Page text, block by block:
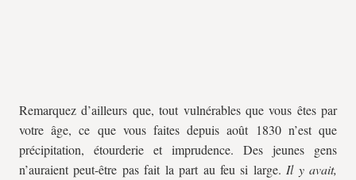
Remarquez d’ailleurs que, tout vulnérables que vous êtes par
votre âge, ce que vous faites depuis août 1830 n’est que
précipitation, étourderie et imprudence. Des jeunes gens
n’auraient peut-être pas fait la part au feu si large. Il y avait,